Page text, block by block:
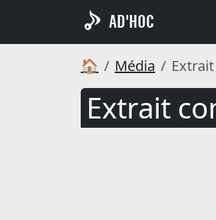
AD'HOC
🏠 Média
Extrait